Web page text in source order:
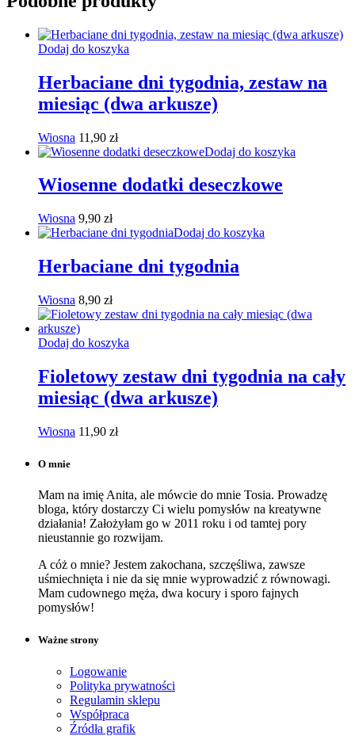
Dodaj do koszyka
Herbaciane dni tygodnia, zestaw na
miesiąc (dwa arkusze)
Wiosna 11,90 zł
Dodaj do koszyka
Wiosenne dodatki deseczkowe
Wiosna 9,90 zł
Dodaj do koszyka
Herbaciane dni tygodnia
Wiosna 8,90 zł
Dodaj do koszyka
Fioletowy zestaw dni tygodnia na cały
miesiąc (dwa arkusze)
Wiosna 11,90 zł
O mnie
Mam na imię Anita, ale mówcie do mnie Tosia. Prowadzę
bloga, który dostarczy Ci wielu pomysłów na kreatywne
działania! Założyłam go w 2011 roku i od tamtej pory
nieustannie go rozwijam.
A cóż o mnie? Jestem zakochana, szczęśliwa, zawsze
uśmiechnięta i nie da się mnie wyprowadzić z równowagi.
Mam cudownego męża, dwa kocury i sporo fajnych
pomysłów!
Ważne strony
Logowanie
Polityka prywatności
Regulamin sklepu
Współpraca
Źródła grafik